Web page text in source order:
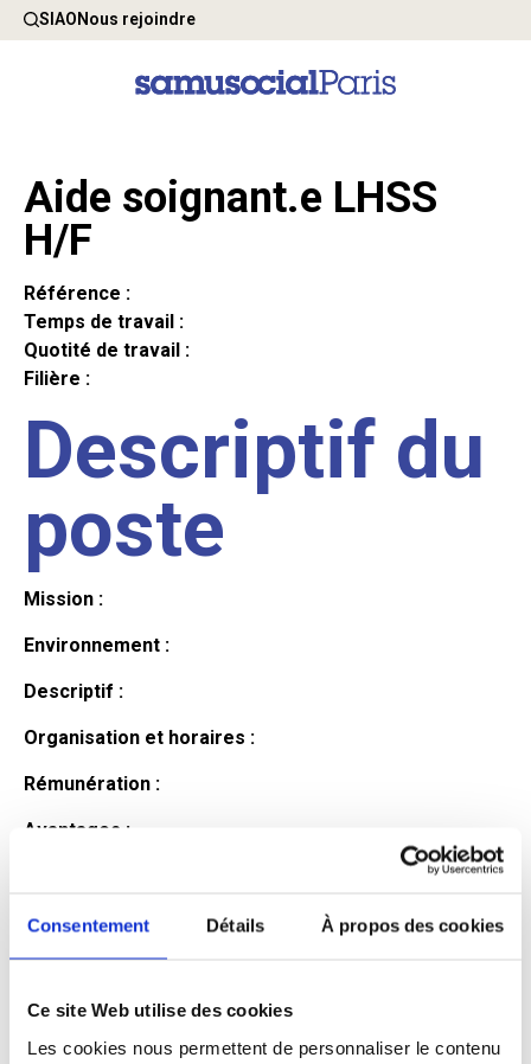
Consentement Détails À propos des cookies
Ce site Web utilise des cookies
Les cookies nous permettent de personnaliser le contenu
SIAONous rejoindre
Aide soignant.e LHSS
H/F
Référence :
Temps de travail :
Quotité de travail :
Filière :
Descriptif du
poste
Mission :
Environnement :
Descriptif :
Organisation et horaires :
Rémunération :
Avantages :
Profil du
candidat
Qualifications et diplômes :